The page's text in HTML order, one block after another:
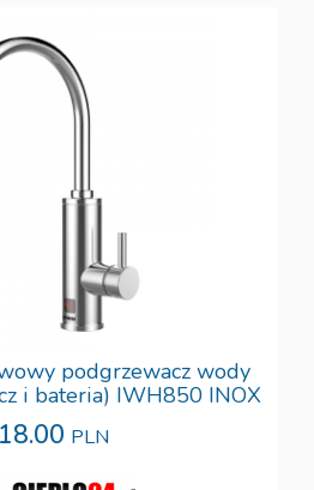
podgrzewacz wody
i bateria) IWH850 INOX
PLN